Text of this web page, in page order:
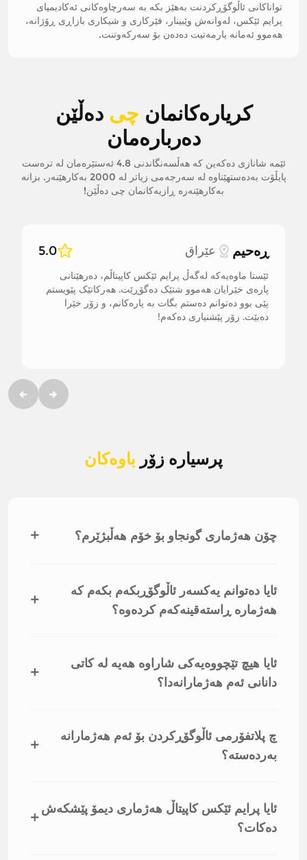
تواناکانی ئاڵوگۆڕکردنت بەهێز بکە بە سەرچاوەکانی ئەکادیمیای
پرایم ئێکس، لەوانەش وێبینار، فێرکاری و شیکاری بازاڕی ڕۆژانە،
هەموو ئەمانە یارمەتیت دەدەن بۆ سەرکەوتنت.
کریارەکانمان چیدەڵێن
دەربارەمان
ئێمە شانازی دەکەین کە هەڵسەنگاندنی 4.8 ئەستێرەمان لە ترەست
پایڵۆت بەدەستهێناوە لە سەرجەمی زیاتر لە 2000 بەکارهێنەر. بزانە
بەکارهێنەرە ڕازیەکانمان چی دەڵێن!
ڕەحیم عێراق 5.0
ئێستا ماوەیەکە لەگەڵ پرایم ئێکس کاپیتاڵم، دەرهێنانی
پارەی خێرایان هەموو شتێک دەگۆڕێت. هەرکاتێک پێویستم
پێی بوو دەتوانم دەستم بگات بە پارەکانم، و زۆر خێرا
دەبێت. زۆر پێشنیاری دەکەم!
پرسیارە زۆر باوەکان
چۆن هەژماری گونجاو بۆ خۆم هەڵبژێرم؟ +
ئایا دەتوانم یەکسەر ئاڵوگۆڕبکەم بکەم کە
هەژمارە ڕاستەقینەکەم کردەوە؟
+
ئایا هیچ تێچووەیەکی شاراوە هەیە لە کاتی
دانانی ئەم هەژمارانەدا؟
+
چ پلاتفۆرمی ئاڵوگۆڕکردن بۆ ئەم هەژمارانە
بەردەستە؟
+
ئایا پرایم ئێکس کاپیتاڵ هەژماری دیمۆ پێشکەش
دەکات؟
+